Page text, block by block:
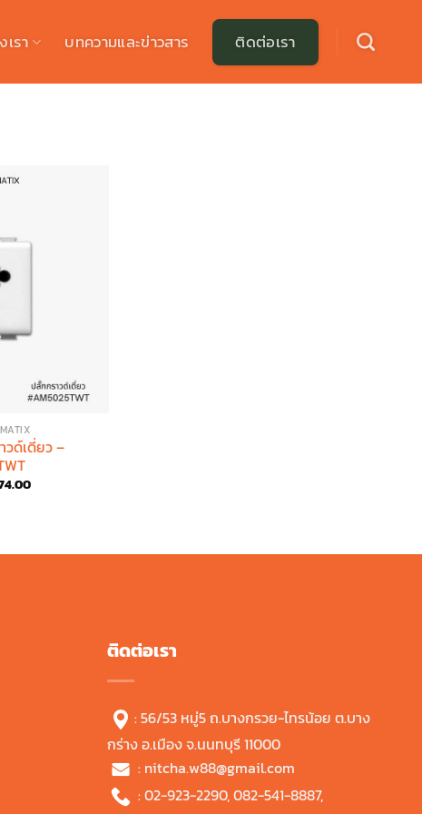
รา บทความและข่าวสาร ติดต่อเรา
ด์เดี่ยว –
Current
ติดต่อเรา
: 56/53 หมู่5 ถ.บางกรวย-ไทรน้อย ต.บาง
กร่าง อ.เมือง จ.นนทบุรี 11000
: nitcha.w88@gmail.com
:02-923-2290,082-541-8887,